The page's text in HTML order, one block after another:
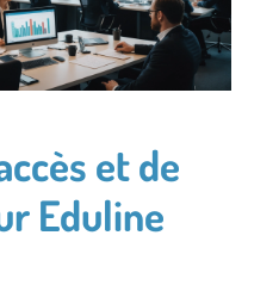
et de
Eduline